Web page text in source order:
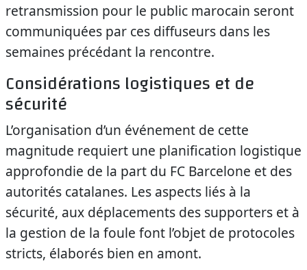
retransmission pour le public marocain seront
communiquées par ces diffuseurs dans les
semaines précédant la rencontre.
Considérations logistiques et de
sécurité
L’organisation d’un événement de cette
magnitude requiert une planification logistique
approfondie de la part du FC Barcelone et des
autorités catalanes. Les aspects liés à la
sécurité, aux déplacements des supporters et à
la gestion de la foule font l’objet de protocoles
stricts, élaborés bien en amont.